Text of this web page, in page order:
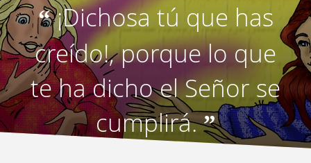
“¡Dichosa tú que has
creído!, porque lo que
te ha dicho el Señor se
cumplirá.”